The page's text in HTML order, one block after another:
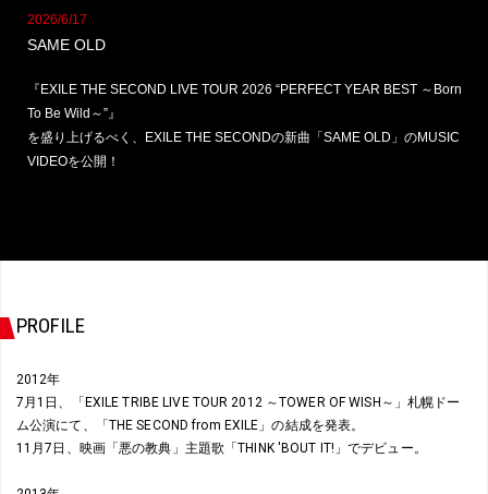
2026/6/17
SAME OLD
『EXILE THE SECOND LIVE TOUR 2026 “PERFECT YEAR BEST ～Born
To Be Wild～”』
を盛り上げるべく、EXILE THE SECONDの新曲「SAME OLD」のMUSIC
VIDEOを公開！
PROFILE
2012年
7月1日、「EXILE TRIBE LIVE TOUR 2012 ～TOWER OF WISH～」札幌ドー
ム公演にて、「THE SECOND from EXILE」の結成を発表。
11月7日、映画「悪の教典」主題歌「THINK 'BOUT IT!」でデビュー。